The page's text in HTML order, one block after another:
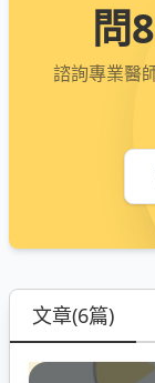
問
諮詢專業醫
文章(6篇)